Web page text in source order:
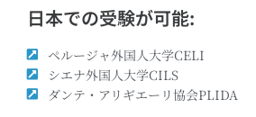
日本での受験が可能:
ペルージャ外国人大学CELI
シエナ外国人大学CILS
ダンテ・アリギエーリ協会PLIDA